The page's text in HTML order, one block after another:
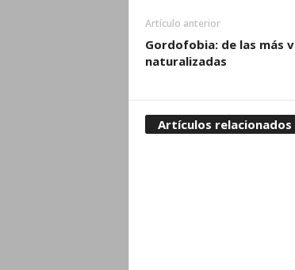
Artículo anterior
Gordofobia: de las más
naturalizadas
Artículos relacionados